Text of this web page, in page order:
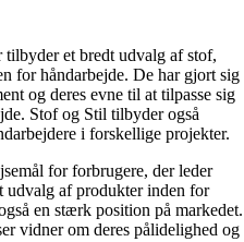
et bredt udvalg af stof,
for håndarbejde. De har gjort sig
og deres evne til at tilpasse sig
Stof og Stil tilbyder også
i forskellige projekter.
for forbrugere, der leder
udvalg af produkter inden for
en stærk position på markedet.
vidner om deres pålidelighed og